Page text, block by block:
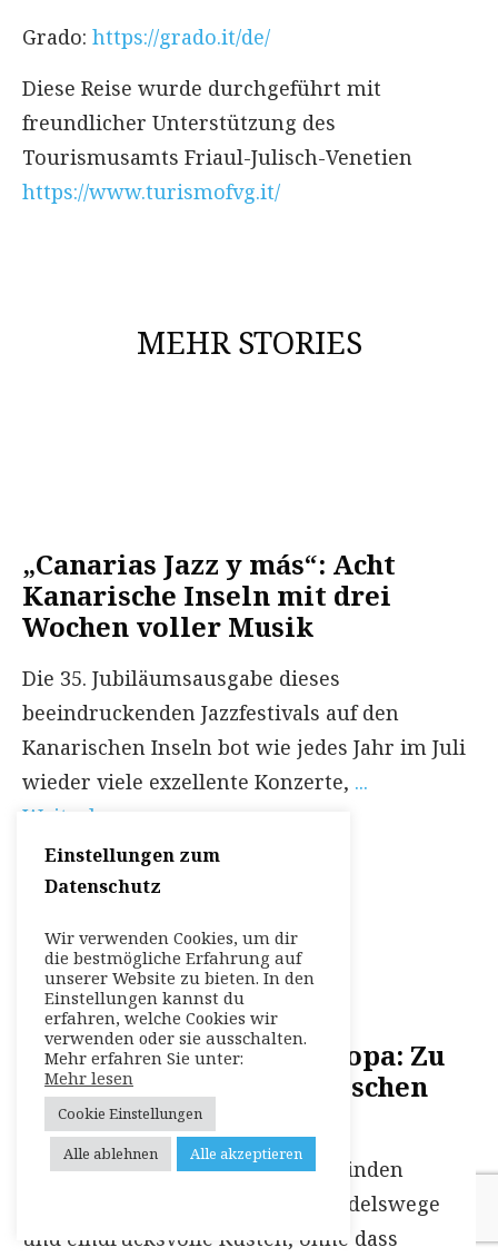
Grado: https://grado.it/de/
Diese Reise wurde durchgeführt mit
freundlicher Unterstützung des
Tourismusamts Friaul-Julisch-Venetien
https://www.turismofvg.it/
MEHR STORIES
„Canarias Jazz y más“: Acht
Kanarische Inseln mit drei
Wochen voller Musik
Die 35. Jubiläumsausgabe dieses
beeindruckenden Jazzfestivals auf den
Kanarischen Inseln bot wie jedes Jahr im Juli
wieder viele exzellente Konzerte, ...
Weiterlesen
Schiffsrouten durch Europa: Zu
den Wiegen der europäischen
Kultur
Schiffsrouten durch Europa verbinden
historische Metropolen, alte Handelswege
und eindrucksvolle Küsten, ohne dass
Einstellungen zum
Datenschutz
Wir verwenden Cookies, um dir
die bestmögliche Erfahrung auf
unserer Website zu bieten. In den
Einstellungen kannst du
erfahren, welche Cookies wir
verwenden oder sie ausschalten.
Mehr erfahren Sie unter:
Mehr lesen
Cookie Einstellungen
Alle ablehnen
Alle akzeptieren